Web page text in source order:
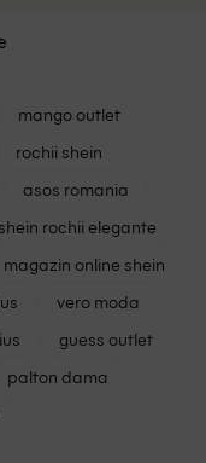
mango outlet
rochii shein
asos romania
shein rochii elegante
magazin online shein
vero moda
guess outlet
palton dama